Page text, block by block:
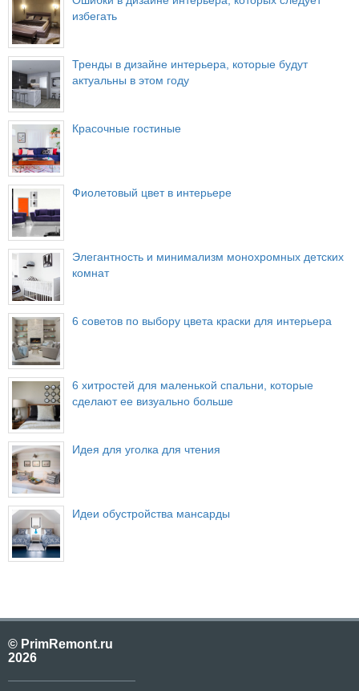
избегать
Тренды в дизайне интерьера, которые будут
актуальны в этом году
Красочные гостиные
Фиолетовый цвет в интерьере
Элегантность и минимализм монохромных детских
комнат
6 советов по выбору цвета краски для интерьера
6 хитростей для маленькой спальни, которые
сделают ее визуально больше
Идея для уголка для чтения
Идеи обустройства мансарды
© PrimRemont.ru
2026